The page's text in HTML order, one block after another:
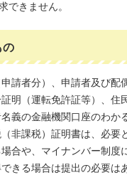
できません。
の
請者分）、申請者及び配
明（運転免許証等）、住
義の金融機関口座のわか
非課税）証明書は、必要
合や、マイナンバー制度
きる場合は提出の必要は